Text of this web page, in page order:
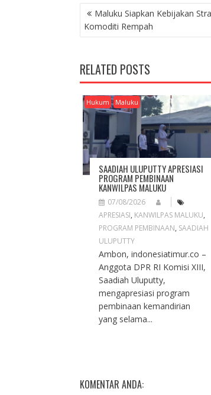
P
O
S
N
A
V
G
A
T
O
N
Maluku Siapkan Kebijakan
Komoditi Rempah
RELATED POSTS
Hukum Maluku
SAADIAH ULUPUTTY APRESIASI
PROGRAM PEMBINAAN
KANWILPAS MALUKU
07/08/2026
APRESIASI, KANWILPAS MALUKU,
PROGRAM PEMBINAAN, SAADIAH
ULUPUTTY
Ambon, indonesiatimur.co –
Anggota DPR RI Komisi XIII,
Saadiah Uluputty,
mengapresiasi program
pembinaan kemandirian
yang selama...
KOMENTAR ANDA: